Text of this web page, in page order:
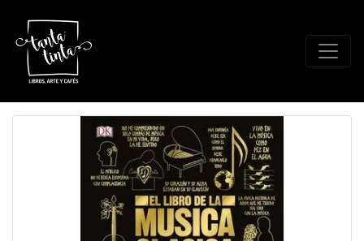
Catálogo - MUSICA